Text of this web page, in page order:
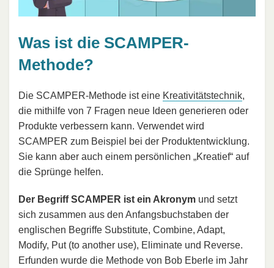
Was ist die SCAMPER-
Methode?
Die SCAMPER-Methode ist eine Kreativitätstechnik,
die mithilfe von 7 Fragen neue Ideen generieren oder
Produkte verbessern kann. Verwendet wird
SCAMPER zum Beispiel bei der Produktentwicklung.
Sie kann aber auch einem persönlichen „Kreatief“ auf
die Sprünge helfen.
Der Begriff SCAMPER ist ein Akronym und setzt
sich zusammen aus den Anfangsbuchstaben der
englischen Begriffe Substitute, Combine, Adapt,
Modify, Put (to another use), Eliminate und Reverse.
Erfunden wurde die Methode von Bob Eberle im Jahr